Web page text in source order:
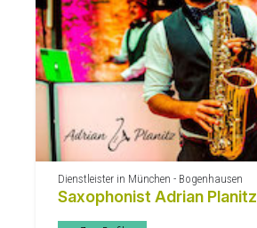
Dienstleister in München - Bogenhausen
Saxophonist Adrian Planitz